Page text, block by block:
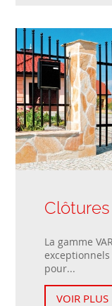
La gamme
pour...
VOIR PLUS